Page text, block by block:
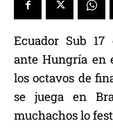
Ecuador Sub
ante Hungría en
los octavos de
se juega en
muchachos lo